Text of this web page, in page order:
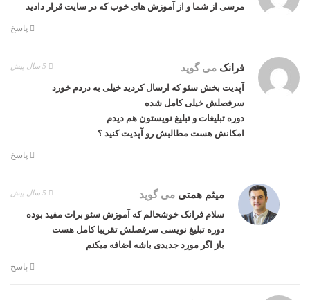
مرسی از شما و از آموزش های خوب که در سایت قرار دادید
پاسخ
فرانک می گوید
آپدیت بخش سئو که ارسال کردید خیلی به دردم خورد
سرفصلش خیلی کامل شده
دوره تبلیغات و تبلیغ نویستون هم دیدم
امکانش هست مطالبش رو آپدیت کنید ؟
پاسخ
میثم همتیمی گوید
سلام فرانک خوشحالم که آموزش سئو برات مفید بوده
دوره تبلیغ نویسی سرفصلش تقریبا کامل هست
باز اگر مورد جدیدی باشه اضافه میکنم
پاسخ